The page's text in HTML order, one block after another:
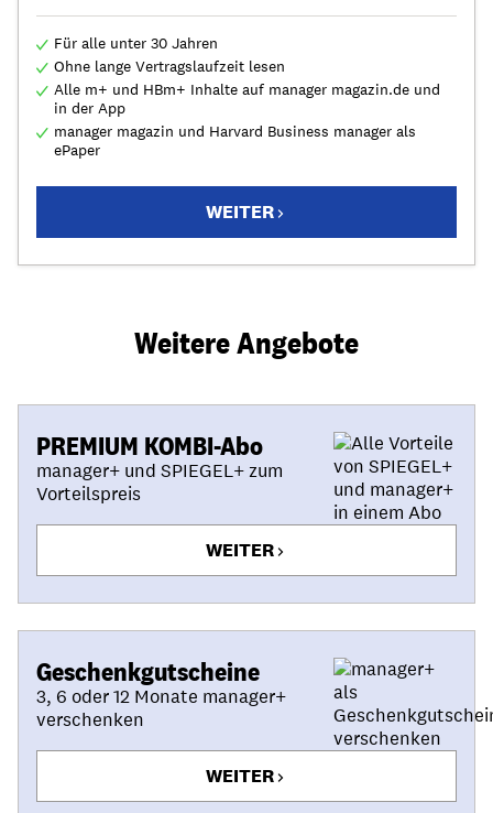
Für alle unter 30 Jahren
Ohne lange Vertragslaufzeit lesen
Alle m+ und HBm+ Inhalte auf manager magazin.de und
in der App
manager magazin und Harvard Business manager als
ePaper
WEITER
Weitere Angebote
PREMIUM KOMBI-Abo
manager+ und SPIEGEL+ zum
Vorteilspreis
WEITER
Geschenkgutscheine
3, 6 oder 12 Monate manager+
verschenken
WEITER